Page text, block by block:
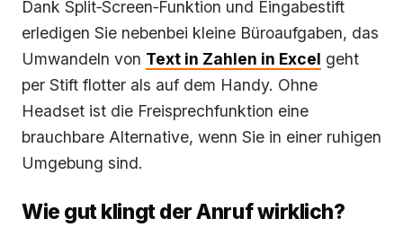
Dank Split‑Screen‑Funktion und Eingabestift
erledigen Sie nebenbei kleine Büroaufgaben, das
Umwandeln von Text in Zahlen in Excel geht
per Stift flotter als auf dem Handy. Ohne
Headset ist die Freisprechfunktion eine
brauchbare Alternative, wenn Sie in einer ruhigen
Umgebung sind.
Wie gut klingt der Anruf wirklich?